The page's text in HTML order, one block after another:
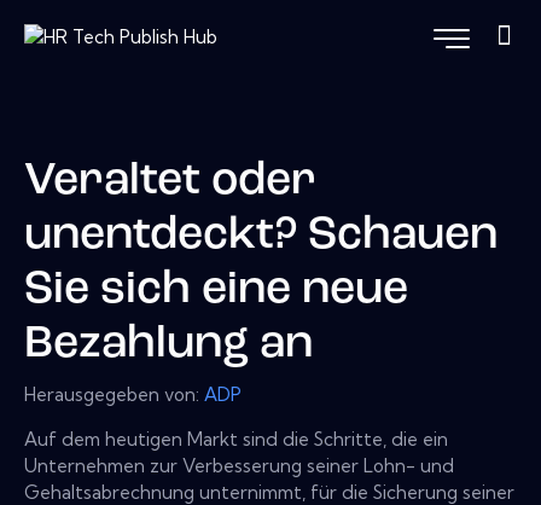
Veraltet oder
unentdeckt? Schauen
Sie sich eine neue
Bezahlung an
Herausgegeben von: ADP
Auf dem heutigen Markt sind die Schritte, die ein
Unternehmen zur Verbesserung seiner Lohn- und
Gehaltsabrechnung unternimmt, für die Sicherung seiner